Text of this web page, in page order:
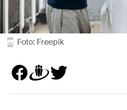
Foto: Freepik